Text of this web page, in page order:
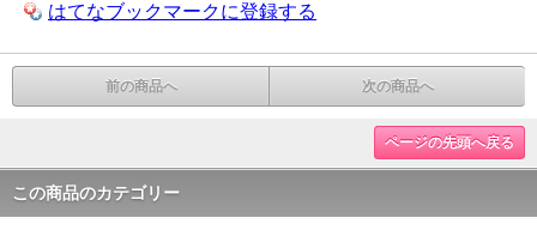
はてなブックマークに登録する
前の商品へ 次の商品へ
ページの先頭へ戻る
この商品のカテゴリー